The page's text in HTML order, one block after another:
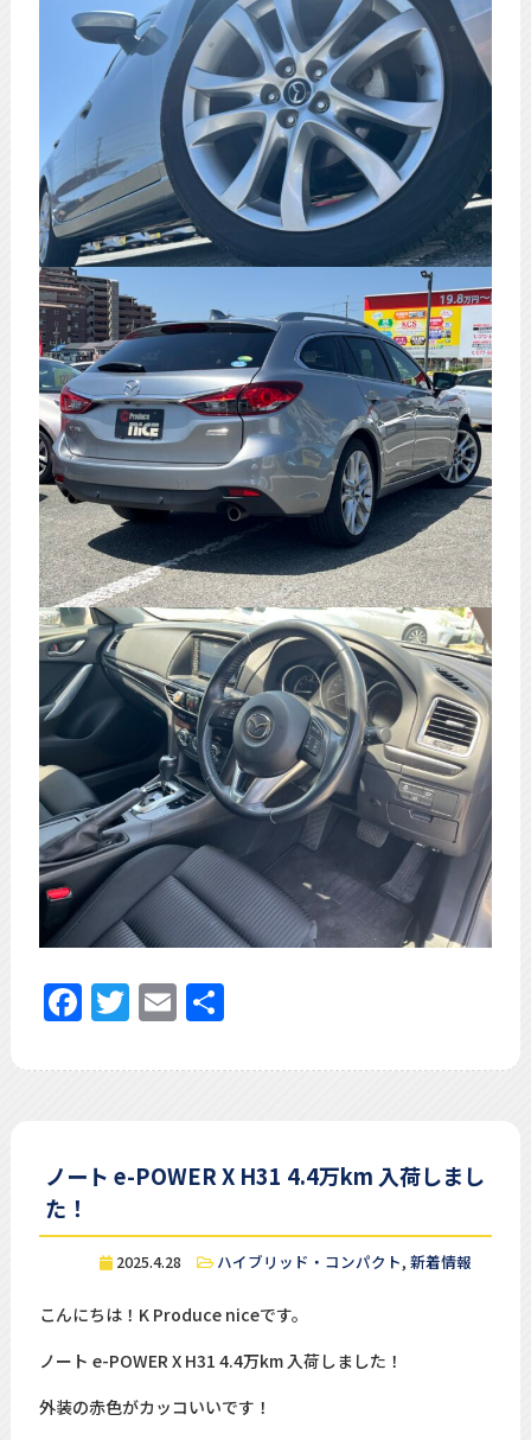
Facebook
Twitter
Email
共
ノート e-POWER X H31 4.4万km 入荷しまし
た！
2025.4.28 ハイブリッド・コンパクト,新着情報
こんにちは！K Produce niceです。
ノート e-POWER X H31 4.4万km 入荷しました！
外装の赤色がカッコいいです！